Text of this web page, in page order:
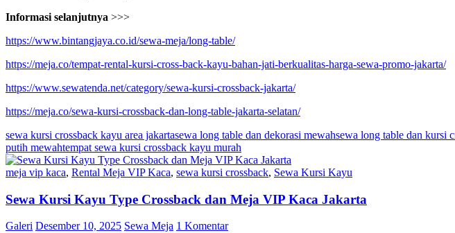
Informasi selanjutnya >>>
https://www.bintangjaya.co.id/sewa-meja/long-table/
https://meja.co/tempat-rental-kursi-cross-back-kayu-bahan-jati-berkualitas-harga-sewa-promo-jakarta/
https://www.sewatenda.net/category/sewa-kursi-crossback-jakarta/
https://meja.co/sewa-kursi-crossback-dan-long-table-jakarta-selatan/
sewa kursi crossback kayu area jakartasewa long table dan dekorasi mewahsewa long table dan kursi
putih mewahtempat sewa kursi crossback kayu murah
meja vip kaca, Rental Meja VIP Kaca, sewa kursi crossback, Sewa Kursi Kayu
Sewa Kursi Kayu Type Crossback dan Meja VIP Kaca Jakarta
Galeri Desember 10, 2025 Sewa Meja 1 Komentar